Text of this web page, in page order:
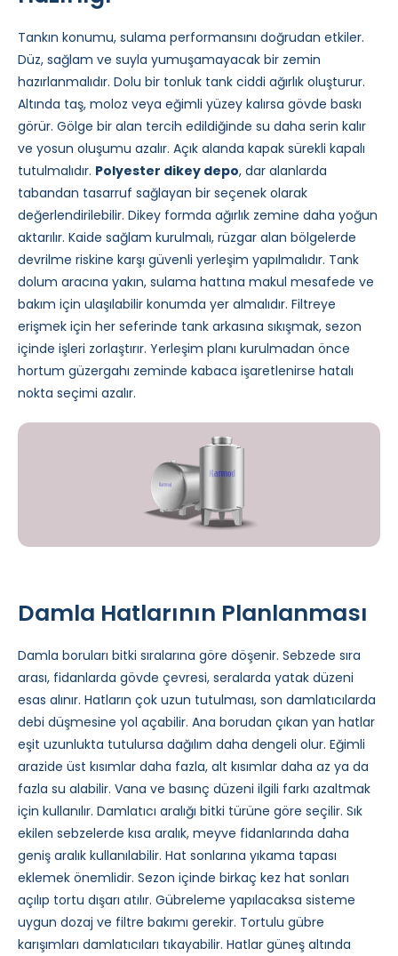
Tankın konumu, sulama performansını doğrudan etkiler.
Düz, sağlam ve suyla yumuşamayacak bir zemin
hazırlanmalıdır. Dolu bir tonluk tank ciddi ağırlık oluşturur.
Altında taş, moloz veya eğimli yüzey kalırsa gövde baskı
görür. Gölge bir alan tercih edildiğinde su daha serin kalır
ve yosun oluşumu azalır. Açık alanda kapak sürekli kapalı
tutulmalıdır. Polyester dikey depo, dar alanlarda
tabandan tasarruf sağlayan bir seçenek olarak
değerlendirilebilir. Dikey formda ağırlık zemine daha yoğun
aktarılır. Kaide sağlam kurulmalı, rüzgar alan bölgelerde
devrilme riskine karşı güvenli yerleşim yapılmalıdır. Tank
dolum aracına yakın, sulama hattına makul mesafede ve
bakım için ulaşılabilir konumda yer almalıdır. Filtreye
erişmek için her seferinde tank arkasına sıkışmak, sezon
içinde işleri zorlaştırır. Yerleşim planı kurulmadan önce
hortum güzergahı zeminde kabaca işaretlenirse hatalı
nokta seçimi azalır.
Damla Hatlarının Planlanması
Damla boruları bitki sıralarına göre döşenir. Sebzede sıra
arası, fidanlarda gövde çevresi, seralarda yatak düzeni
esas alınır. Hatların çok uzun tutulması, son damlatıcılarda
debi düşmesine yol açabilir. Ana borudan çıkan yan hatlar
eşit uzunlukta tutulursa dağılım daha dengeli olur. Eğimli
arazide üst kısımlar daha fazla, alt kısımlar daha az ya da
fazla su alabilir. Vana ve basınç düzeni ilgili farkı azaltmak
için kullanılır. Damlatıcı aralığı bitki türüne göre seçilir. Sık
ekilen sebzelerde kısa aralık, meyve fidanlarında daha
geniş aralık kullanılabilir. Hat sonlarına yıkama tapası
eklemek önemlidir. Sezon içinde birkaç kez hat sonları
açılıp tortu dışarı atılır. Gübreleme yapılacaksa sisteme
uygun dozaj ve filtre bakımı gerekir. Tortulu gübre
karışımları damlatıcıları tıkayabilir. Hatlar güneş altında